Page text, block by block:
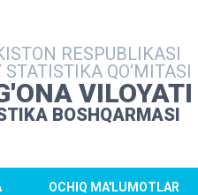
RESPUBLIKASI
QO‘MITASI
VILOYATI
BOSHQARMASI
OCHIQ MA'LUMOTLAR